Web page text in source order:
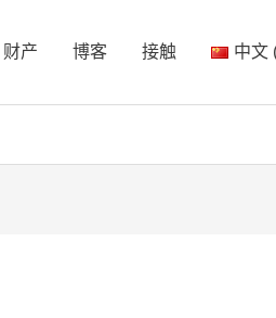
财产 博客 接触 中文